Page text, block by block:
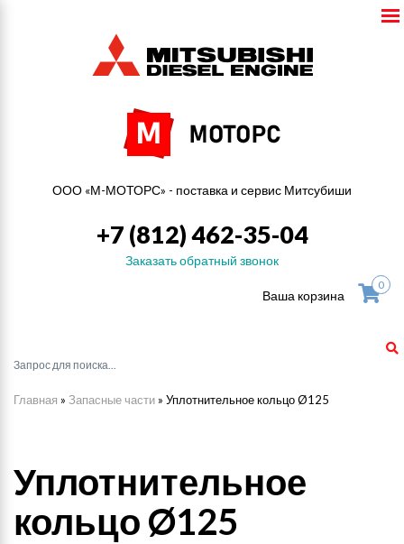
ООО «М-МОТОРС» - поставка и сервис Митсубиши
+7 (812) 462-35-04
Заказать обратный звонок
Ваша корзина
0
Главная » Запасные части » Уплотнительное кольцо Ø125
Уплотнительное
кольцо Ø125